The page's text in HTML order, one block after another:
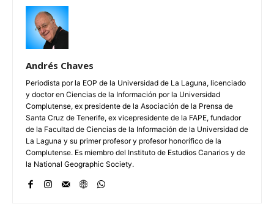
Andrés Chaves
Periodista por la EOP de la Universidad de La Laguna, licenciado
y doctor en Ciencias de la Información por la Universidad
Complutense, ex presidente de la Asociación de la Prensa de
Santa Cruz de Tenerife, ex vicepresidente de la FAPE, fundador
de la Facultad de Ciencias de la Información de la Universidad de
La Laguna y su primer profesor y profesor honorífico de la
Complutense. Es miembro del Instituto de Estudios Canarios y de
la National Geographic Society.